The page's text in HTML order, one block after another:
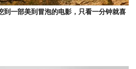
到一部美到冒泡的电影，只看一分钟就喜